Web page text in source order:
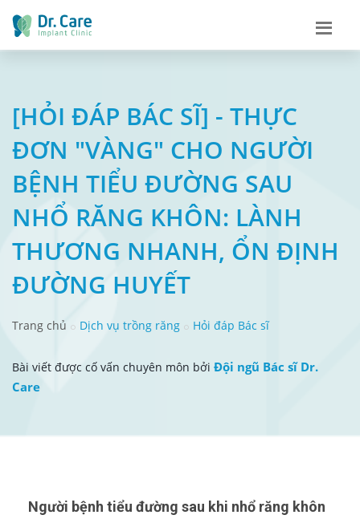
[HỎI ĐÁP BÁC SĨ] - THỰC
ĐƠN "VÀNG" CHO NGƯỜI
BỆNH TIỂU ĐƯỜNG SAU
NHỔ RĂNG KHÔN: LÀNH
THƯƠNG NHANH, ỔN ĐỊNH
ĐƯỜNG HUYẾT
Trang chủ Dịch vụ trồng răng Hỏi đáp Bác sĩ
Bài viết được cố vấn chuyên môn bởi Đội ngũ Bác sĩ Dr.
Care
Người bệnh tiểu đường sau khi nhổ răng khôn